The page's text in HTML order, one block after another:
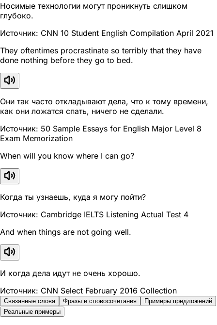
Носимые технологии могут проникнуть слишком
глубоко.
Источник: CNN 10 Student English Compilation April 2021
They oftentimes procrastinate so terribly that they have
done nothing before they go to bed.
Они так часто откладывают дела, что к тому времени,
как они ложатся спать, ничего не сделали.
Источник: 50 Sample Essays for English Major Level 8
Exam Memorization
When will you know where I can go?
Когда ты узнаешь, куда я могу пойти?
Источник: Cambridge IELTS Listening Actual Test 4
And when things are not going well.
И когда дела идут не очень хорошо.
Источник: CNN Select February 2016 Collection
Связанные слова Фразы и словосочетания
Примеры предложений
Реальные примеры